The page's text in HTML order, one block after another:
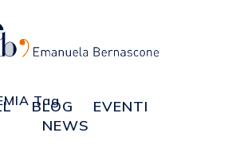
Tag
BLOG
EVENTI
NEWS